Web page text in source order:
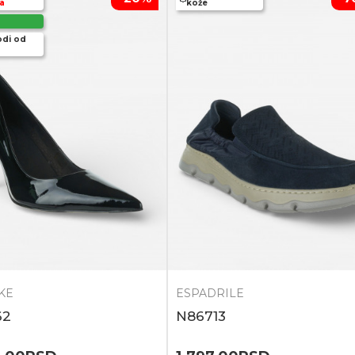
od
kože
ESPADRILE
N86713